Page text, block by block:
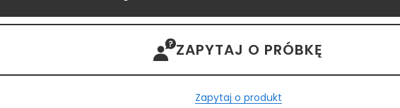
ZAPYTAJ O PRÓBKĘ
Zapytaj o produkt